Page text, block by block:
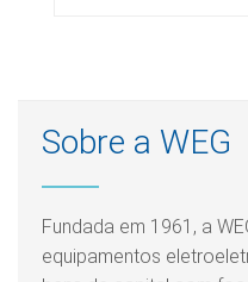
Sobre a WEG
Fundada em 1961, a
equipamentos